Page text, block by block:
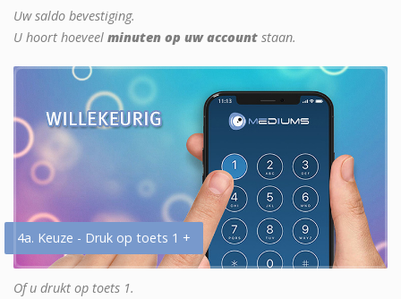
Uw saldo bevestiging.
U hoort hoeveel minuten op uw account staan.
4a. Keuze - Druk op toets 1 +
Of u drukt op toets 1.